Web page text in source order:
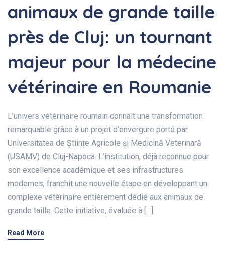
animaux de grande taille
près de Cluj: un tournant
majeur pour la médecine
vétérinaire en Roumanie
L’univers vétérinaire roumain connaît une transformation
remarquable grâce à un projet d’envergure porté par
Universitatea de Științe Agricole și Medicină Veterinară
(USAMV) de Cluj-Napoca. L’institution, déjà reconnue pour
son excellence académique et ses infrastructures
modernes, franchit une nouvelle étape en développant un
complexe vétérinaire entièrement dédié aux animaux de
grande taille. Cette initiative, évaluée à […]
Read More